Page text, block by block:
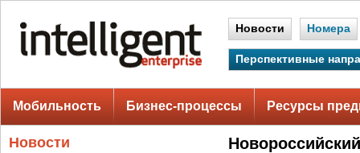
Новости Номера
Перспективные
Мобильность Бизнес-процессы Ресурсы
Новости